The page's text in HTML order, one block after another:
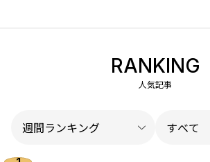
RANKING
人気記事